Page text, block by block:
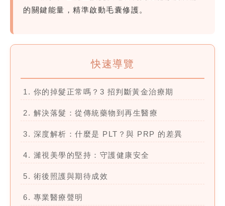
的關鍵能量，精準啟動毛囊修護。
快速導覽
1. 你的掉髮正常嗎？3 招判斷黃金治療期
2. 解決落髮：從傳統藥物到再生醫療
3. 深度解析：什麼是 PLT？與 PRP 的差異
4. 濰視美學的堅持：守護健康安全
5. 術後照護與期待成效
6. 專業醫療聲明